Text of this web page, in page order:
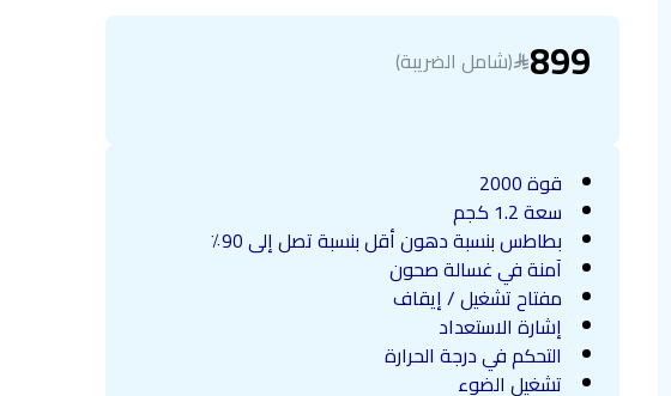
899 (شامل الضريبة)
قوة 2000
سعة 1.2 كجم
بطاطس بنسبة دهون أقل بنسبة تصل إلى 90٪
آمنة في غسالة صحون
مفتاح تشغيل / إيقاف
إشارة الاستعداد
التحكم في درجة الحرارة
تشغيل الضوء